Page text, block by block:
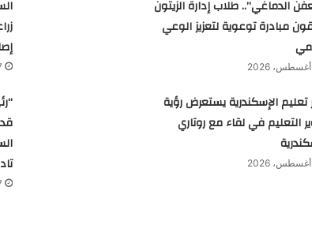
الدماغي”.. طلاب إدارة الزيتون
مبادرة توعوية لتعزيز الوعي
7
تعليم الإسكندرية يستعرض رؤية
التعليم في لقاء مع روتاري
7